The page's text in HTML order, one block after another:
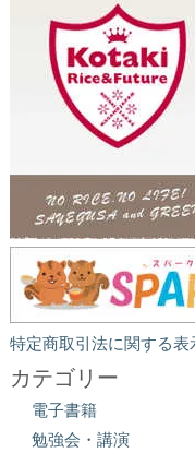
特定商取引法に関する表
カテゴリー
電子書籍
勉強会・講演